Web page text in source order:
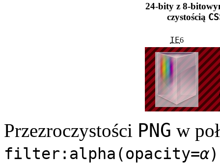
24-bity z 8-
czystością
IE6
Przezroczystości PNG w
filter:alpha(opacity=α)